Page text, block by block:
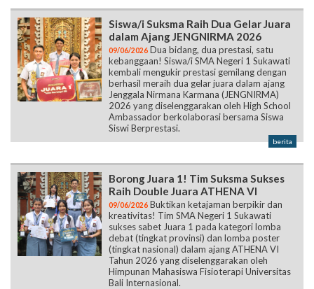
Siswa/i Suksma Raih Dua Gelar Juara
dalam Ajang JENGNIRMA 2026
09/06/2026 Dua bidang, dua prestasi, satu
kebanggaan! Siswa/i SMA Negeri 1 Sukawati
kembali mengukir prestasi gemilang dengan
berhasil meraih dua gelar juara dalam ajang
Jenggala Nirmana Karmana (JENGNIRMA)
2026 yang diselenggarakan oleh High School
Ambassador berkolaborasi bersama Siswa
Siswi Berprestasi.
berita
Borong Juara 1! Tim Suksma Sukses
Raih Double Juara ATHENA VI
09/06/2026 Buktikan ketajaman berpikir dan
kreativitas! Tim SMA Negeri 1 Sukawati
sukses sabet Juara 1 pada kategori lomba
debat (tingkat provinsi) dan lomba poster
(tingkat nasional) dalam ajang ATHENA VI
Tahun 2026 yang diselenggarakan oleh
Himpunan Mahasiswa Fisioterapi Universitas
Bali Internasional.